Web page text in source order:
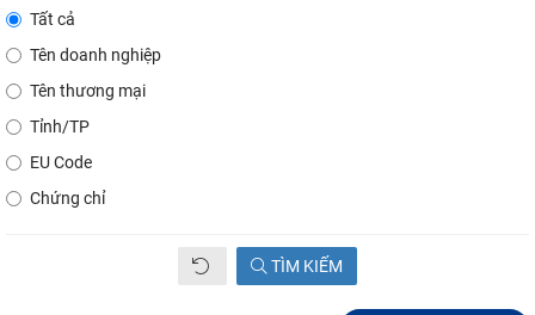
Tất cả
Tên doanh nghiệp
Tên thương mại
Tỉnh/TP
EU Code
Chứng chỉ
TÌM KIẾM